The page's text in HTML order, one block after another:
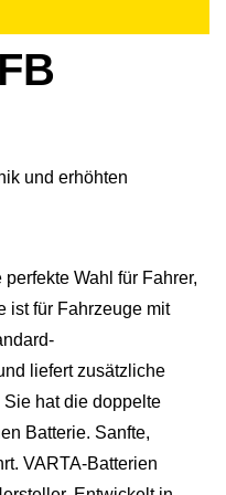
und erhöhten
Wahl für Fahrer,
ist für Fahrzeuge mit
liefert zusätzliche
Sie hat die doppelte
Batterie. Sanfte,
VARTA-Batterien